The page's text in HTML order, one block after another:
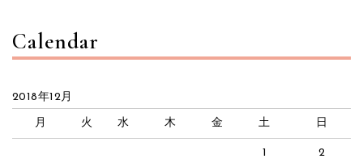
Calendar
2018年12月
月 火 水 木 金 土 日
1 2